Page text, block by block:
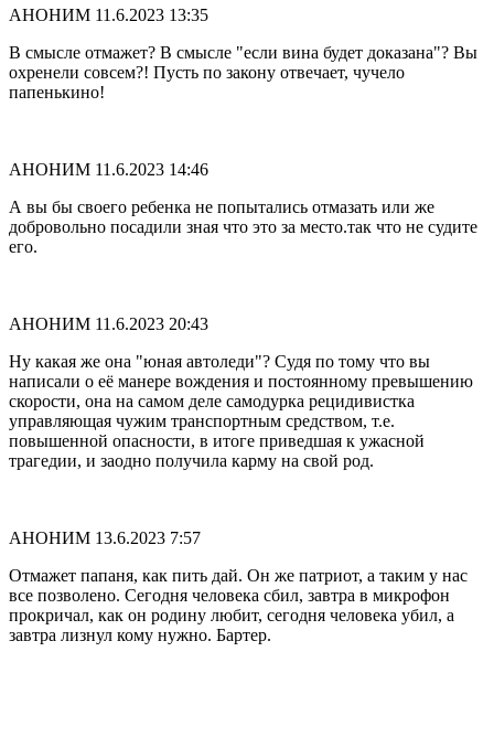
АНОНИМ 11.6.2023 13:35
В смысле отмажет? В смысле "если вина будет доказана"? Вы
охренели совсем?! Пусть по закону отвечает, чучело
папенькино!
АНОНИМ 11.6.2023 14:46
А вы бы своего ребенка не попытались отмазать или же
добровольно посадили зная что это за место.так что не судите
его.
АНОНИМ 11.6.2023 20:43
Ну какая же она "юная автоледи"? Судя по тому что вы
написали о её манере вождения и постоянному превышению
скорости, она на самом деле самодурка рецидивистка
управляющая чужим транспортным средством, т.е.
повышенной опасности, в итоге приведшая к ужасной
трагедии, и заодно получила карму на свой род.
АНОНИМ 13.6.2023 7:57
Отмажет папаня, как пить дай. Он же патриот, а таким у нас
все позволено. Сегодня человека сбил, завтра в микрофон
прокричал, как он родину любит, сегодня человека убил, а
завтра лизнул кому нужно. Бартер.